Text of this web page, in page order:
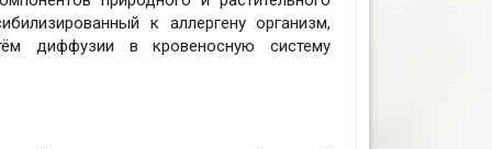
к аллергену организм,
диффузии в кровеносную систему